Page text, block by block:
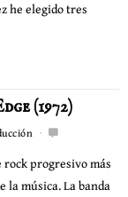
he elegido tres
(1972)
rock progresivo más
música. La banda